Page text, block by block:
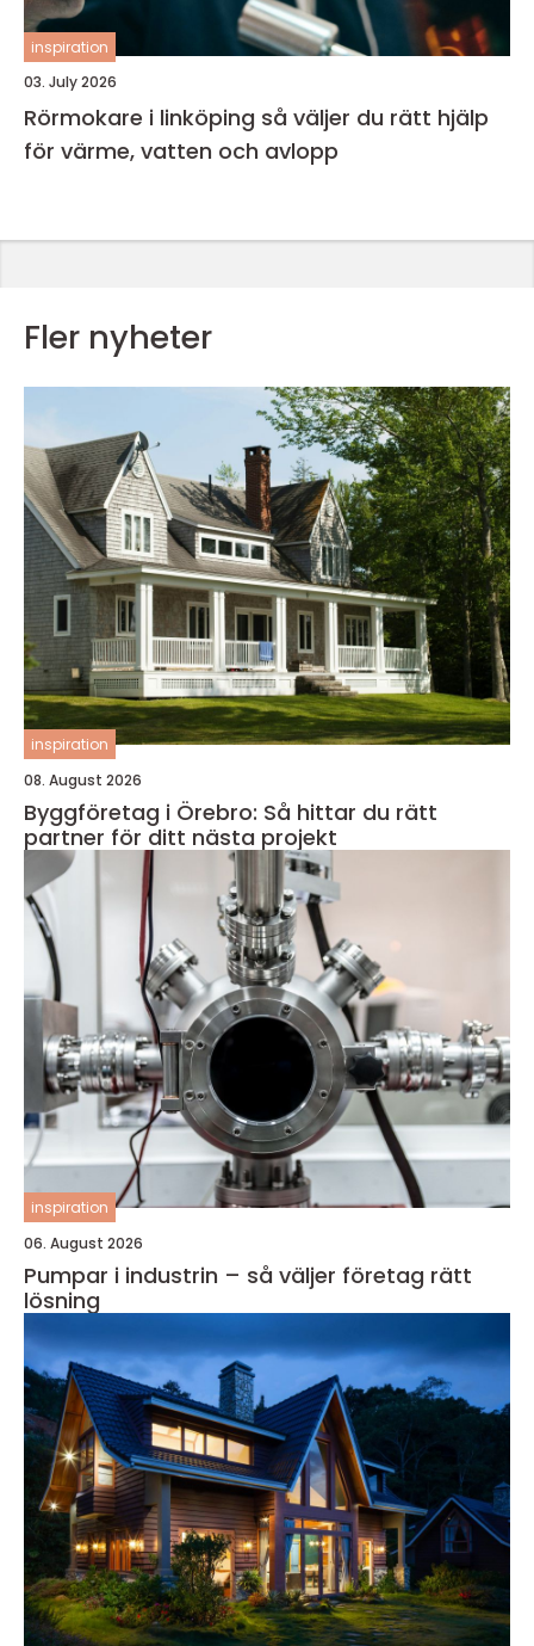
inspiration
03. July 2026
Rörmokare i linköping så väljer du rätt hjälp
för värme, vatten och avlopp
Fler nyheter
inspiration
08. August 2026
Byggföretag i Örebro: Så hittar du rätt
partner för ditt nästa projekt
inspiration
06. August 2026
Pumpar i industrin – så väljer företag rätt
lösning